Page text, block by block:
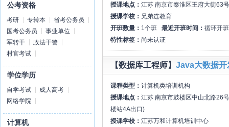
公考资格
考研 专转本
省考公务员
国考公务员
事业单位
军转干
政法干警
村官考试
学位学历
自学考试
成人高考
网络学院
计算机
授课地点： 江苏 南京市秦淮区王府大街63
授课学校： 兄弟连教育
开班数量： 1个班 最近开班时间： 循环开班
特性标签： 尚未认证
【数据库工程师】 Java大数据开
课程类型： 计算机类培训机构
授课地点： 江苏 南京市鼓楼区中山北路26
楼站4A出口)
授课学校： 江苏万和计算机培训中心